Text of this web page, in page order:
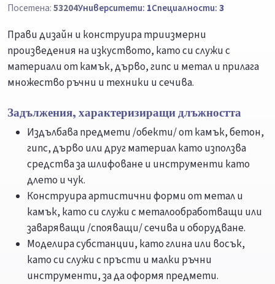
Посетена:53204Университети: 1Специалности:3
Прави дизайн и конструира триизмерни
произведения на изкуството, като си служи с
материали от камък, дърво, гипс и метал и прилага
множество ръчни и техники и сечива.
Задължения, характеризиращи длъжността
Издълбава предмети /обекти/ от камък, бетон,
гипс, дърво или друг материал като използва
средства за шлифоване и инструменти като
длето и чук.
Конструира артистични форми от метал и
камък, като си служи с металообработващи или
заваряващи /спояващи/ сечива и оборудване.
Моделира субстанции, като глина или восък,
като си служи с пръсти и малки ръчни
инструменти, за да оформя предмети.